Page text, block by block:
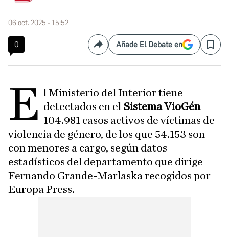
06 oct. 2025 - 15:52
0 CompartirAñade El Debate en Save
E l Ministerio del Interior tiene
detectados en el Sistema VioGén
104.981 casos activos de víctimas de
violencia de género, de los que 54.153 son
con menores a cargo, según datos
estadísticos del departamento que dirige
Fernando Grande-Marlaska recogidos por
Europa Press.